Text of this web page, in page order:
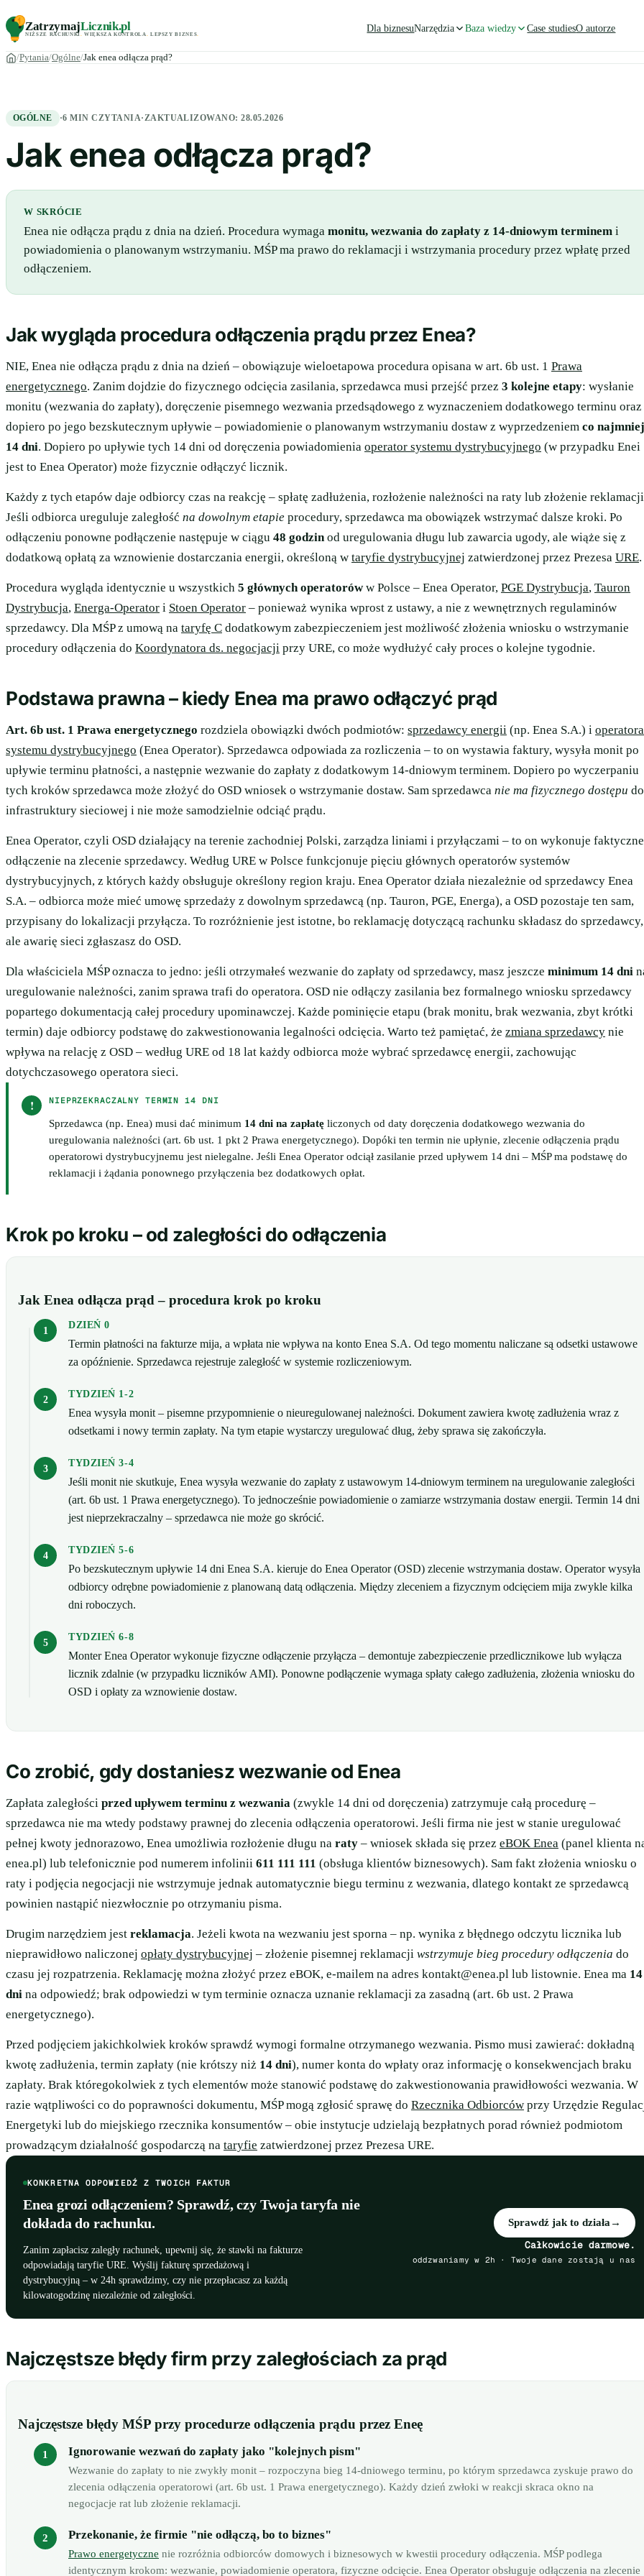
ZatrzymajLicznik.pl
NIŻSZE RACHUNKI WIĘKSZA KONTROLA LEPSZY BIZNES
Dla biznesuNarzędzia Baza wiedzy Case studiesO autorze
Pytania Ogólne Jak enea odłącza prąd?
OGÓLNE ·6 MIN CZYTANIA·ZAKTUALIZOWANO:28.05.2026
Jak enea odłącza prąd?
W SKRÓCIE
Enea nie odłącza prądu z dnia na dzień. Procedura wymaga monitu, wezwania do zapłaty z 14-dniowym terminem i
powiadomienia o planowanym wstrzymaniu. MŚP ma prawo do reklamacji i wstrzymania procedury przez wpłatę przed
odłączeniem.
Jak wygląda procedura odłączenia prądu przez Enea?
NIE, Enea nie odłącza prądu z dnia na dzień – obowiązuje wieloetapowa procedura opisana w art. 6b ust. 1 Prawa
energetycznego. Zanim dojdzie do fizycznego odcięcia zasilania, sprzedawca musi przejść przez 3 kolejne etapy: wysłanie
monitu (wezwania do zapłaty), doręczenie pisemnego wezwania przedsądowego z wyznaczeniem dodatkowego terminu oraz
dopiero po jego bezskutecznym upływie – powiadomienie o planowanym wstrzymaniu dostaw z wyprzedzeniem co najmniej
14 dni. Dopiero po upływie tych 14 dni od doręczenia powiadomienia operator systemu dystrybucyjnego (w przypadku Enei
jest to Enea Operator) może fizycznie odłączyć licznik.
Każdy z tych etapów daje odbiorcy czas na reakcję – spłatę zadłużenia, rozłożenie należności na raty lub złożenie
Jeśli odbiorca ureguluje zaległość na dowolnym etapie procedury, sprzedawca ma obowiązek wstrzymać dalsze kroki. Po
odłączeniu ponowne podłączenie następuje w ciągu 48 godzinod uregulowania długu lub zawarcia ugody, ale wiąże się z
dodatkową opłatą za wznowienie dostarczania energii, określoną w taryfie dystrybucyjnej zatwierdzonej przez Prezesa URE.
Procedura wygląda identycznie u wszystkich 5 głównych operatoróww Polsce – Enea Operator, PGE Dystrybucja, Tauron
Dystrybucja, Energa-Operator i Stoen Operator – ponieważ wynika wprost z ustawy, a nie z wewnętrznych regulaminów
sprzedawcy. Dla MŚP z umową na taryfę C dodatkowym zabezpieczeniem jest możliwość złożenia wniosku o wstrzymanie
procedury odłączenia do Koordynatora ds. negocjacji przy URE, co może wydłużyć cały proces o kolejne tygodnie.
Podstawa prawna – kiedy Enea ma prawo odłączyć prąd
Art. 6b ust. 1 Prawa energetycznego rozdziela obowiązki dwóch podmiotów: sprzedawcy energii (np. Enea S.A.) i operatora
systemu dystrybucyjnego (Enea Operator). Sprzedawca odpowiada za rozliczenia – to on wystawia faktury, wysyła monit po
upływie terminu płatności, a następnie wezwanie do zapłaty z dodatkowym 14-dniowym terminem. Dopiero po wyczerpaniu
tych kroków sprzedawca może złożyć do OSD wniosek o wstrzymanie dostaw. Sam sprzedawca nie ma fizycznego dostępu do
infrastruktury sieciowej i nie może samodzielnie odciąć prądu.
Enea Operator, czyli OSD działający na terenie zachodniej Polski, zarządza liniami i przyłączami – to on wykonuje faktyczne
odłączenie na zlecenie sprzedawcy. Według URE w Polsce funkcjonuje pięciu głównych operatorów systemów
dystrybucyjnych, z których każdy obsługuje określony region kraju. Enea Operator działa niezależnie od sprzedawcy Enea
S.A. – odbiorca może mieć umowę sprzedaży z dowolnym sprzedawcą (np. Tauron, PGE, Energa), a OSD pozostaje ten sam,
przypisany do lokalizacji przyłącza. To rozróżnienie jest istotne, bo reklamację dotyczącą rachunku składasz do sprzedawcy,
ale awarię sieci zgłaszasz do OSD.
Dla właściciela MŚP oznacza to jedno: jeśli otrzymałeś wezwanie do zapłaty od sprzedawcy, masz jeszcze minimum 14 dni
uregulowanie należności, zanim sprawa trafi do operatora. OSD nie odłączy zasilania bez formalnego wniosku sprzedawcy
popartego dokumentacją całej procedury upominawczej. Każde pominięcie etapu (brak monitu, brak wezwania, zbyt krótki
termin) daje odbiorcy podstawę do zakwestionowania legalności odcięcia. Warto też pamiętać, że zmiana sprzedawcy nie
wpływa na relację z OSD – według URE od 18 lat każdy odbiorca może wybrać sprzedawcę energii, zachowując
dotychczasowego operatora sieci.
! NIEPRZEKRACZALNY TERMIN 14 DNI
Sprzedawca (np. Enea) musi dać minimum 14 dni na zapłatę liczonych od daty doręczenia dodatkowego wezwania do
uregulowania należności (art. 6b ust. 1 pkt 2 Prawa energetycznego). Dopóki ten termin nie upłynie, zlecenie odłączenia prądu
operatorowi dystrybucyjnemu jest nielegalne. Jeśli Enea Operator odciął zasilanie przed upływem 14 dni – MŚP ma podstawę do
reklamacji i żądania ponownego przyłączenia bez dodatkowych opłat.
Krok po kroku – od zaległości do odłączenia
Jak Enea odłącza prąd – procedura krok po kroku
DZIEŃ 0
Termin płatności na fakturze mija, a wpłata nie wpływa na konto Enea S.A. Od tego momentu naliczane są odsetki ustawowe
za opóźnienie. Sprzedawca rejestruje zaległość w systemie rozliczeniowym.
TYDZIEŃ 1-2
Enea wysyła monit – pisemne przypomnienie o nieuregulowanej należności. Dokument zawiera kwotę zadłużenia wraz z
odsetkami i nowy termin zapłaty. Na tym etapie wystarczy uregulować dług, żeby sprawa się zakończyła.
TYDZIEŃ 3-4
Jeśli monit nie skutkuje, Enea wysyła wezwanie do zapłaty z ustawowym 14-dniowym terminem na uregulowanie zaległości
(art. 6b ust. 1 Prawa energetycznego). To jednocześnie powiadomienie o zamiarze wstrzymania dostaw energii. Termin 14 dni
jest nieprzekraczalny – sprzedawca nie może go skrócić.
TYDZIEŃ 5-6
Po bezskutecznym upływie 14 dni Enea S.A. kieruje do Enea Operator (OSD) zlecenie wstrzymania dostaw. Operator wysyła
odbiorcy odrębne powiadomienie z planowaną datą odłączenia. Między zleceniem a fizycznym odcięciem mija zwykle kilka
dni roboczych.
TYDZIEŃ 6-8
Monter Enea Operator wykonuje fizyczne odłączenie przyłącza – demontuje zabezpieczenie przedlicznikowe lub wyłącza
licznik zdalnie (w przypadku liczników AMI). Ponowne podłączenie wymaga spłaty całego zadłużenia, złożenia wniosku do
OSD i opłaty za wznowienie dostaw.
Co zrobić, gdy dostaniesz wezwanie od Enea
Zapłata zaległości przed upływem terminu z wezwania (zwykle 14 dni od doręczenia) zatrzymuje całą procedurę –
sprzedawca nie ma wtedy podstawy prawnej do zlecenia odłączenia operatorowi. Jeśli firma nie jest w stanie uregulować
pełnej kwoty jednorazowo, Enea umożliwia rozłożenie długu na raty – wniosek składa się przez eBOK Enea (panel klienta
enea.pl) lub telefonicznie pod numerem infolinii 611 111 111 (obsługa klientów biznesowych). Sam fakt złożenia wniosku o
raty i podjęcia negocjacji nie wstrzymuje jednak automatycznie biegu terminu z wezwania, dlatego kontakt ze sprzedawcą
powinien nastąpić niezwłocznie po otrzymaniu pisma.
Drugim narzędziem jest reklamacja. Jeżeli kwota na wezwaniu jest sporna – np. wynika z błędnego odczytu licznika lub
nieprawidłowo naliczonej opłaty dystrybucyjnej – złożenie pisemnej reklamacji wstrzymuje bieg procedury odłączenia do
czasu jej rozpatrzenia. Reklamację można złożyć przez eBOK, e-mailem na adres kontakt@enea.pl lub listownie. Enea ma 14
dni na odpowiedź; brak odpowiedzi w tym terminie oznacza uznanie reklamacji za zasadną (art. 6b ust. 2 Prawa
energetycznego).
Przed podjęciem jakichkolwiek kroków sprawdź wymogi formalne otrzymanego wezwania. Pismo musi zawierać: dokładną
kwotę zadłużenia, termin zapłaty (nie krótszy niż 14 dni), numer konta do wpłaty oraz informację o konsekwencjach braku
zapłaty. Brak któregokolwiek z tych elementów może stanowić podstawę do zakwestionowania prawidłowości wezwania. W
razie wątpliwości co do poprawności dokumentu, MŚP mogą zgłosić sprawę do Rzecznika Odbiorców przy Urzędzie
Energetyki lub do miejskiego rzecznika konsumentów – obie instytucje udzielają bezpłatnych porad również podmiotom
prowadzącym działalność gospodarczą na taryfie zatwierdzonej przez Prezesa URE.
KONKRETNA ODPOWIEDŹ Z TWOICH FAKTUR
Enea grozi odłączeniem? Sprawdź, czy Twoja taryfa nie
dokłada do rachunku.
Zanim zapłacisz zaległy rachunek, upewnij się, że stawki na fakturze
odpowiadają taryfie URE. Wyślij fakturę sprzedażową i
dystrybucyjną – w 24h sprawdzimy, czy nie przepłacasz za każdą
kilowatogodzinę niezależnie od zaległości.
Sprawdź jak to działa →
Całkowicie darmowe.
oddzwaniamy w 2h · Twoje dane zostają u nas
Najczęstsze błędy firm przy zaległościach za prąd
Najczęstsze błędy MŚP przy procedurze odłączenia prądu przez Eneę
Ignorowanie wezwań do zapłaty jako "kolejnych pism"
Wezwanie do zapłaty to nie zwykły monit – rozpoczyna bieg 14-dniowego terminu, po którym sprzedawca zyskuje prawo do
zlecenia odłączenia operatorowi (art. 6b ust. 1 Prawa energetycznego). Każdy dzień zwłoki w reakcji skraca okno na
negocjacje rat lub złożenie reklamacji.
Przekonanie, że firmie "nie odłączą, bo to biznes"
Prawo energetyczne nie rozróżnia odbiorców domowych i biznesowych w kwestii procedury odłączenia. MŚP podlega
identycznym krokom: wezwanie, powiadomienie operatora, fizyczne odcięcie. Enea Operator obsługuje odłączenia na zlecenie